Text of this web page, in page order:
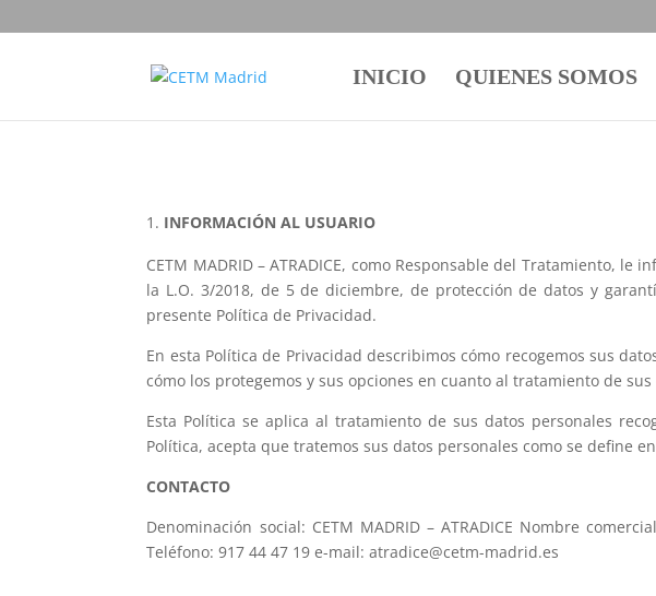
INICIO QUIENES SOMOS
INFORMACIÓN AL USUARIO
CETM MADRID – ATRADICE, como Responsable del Tratamiento,
la L.O. 3/2018, de 5 de diciembre, de protección de datos y
presente Política de Privacidad.
En esta Política de Privacidad describimos cómo recogemos sus
cómo los protegemos y sus opciones en cuanto al tratamiento de
Esta Política se aplica al tratamiento de sus datos personales
Política, acepta que tratemos sus datos personales como se define
CONTACTO
Denominación social: CETM MADRID – ATRADICE Nombre
Teléfono: 917 44 47 19 e-mail: atradice@cetm-madrid.es